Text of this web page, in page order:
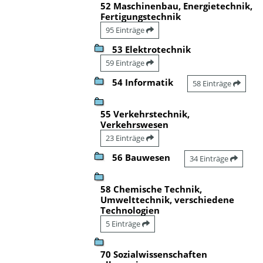
52 Maschinenbau, Energietechnik,
Fertigungstechnik
95 Einträge
53 Elektrotechnik
59 Einträge
54 Informatik 58 Einträge
55 Verkehrstechnik,
Verkehrswesen
23 Einträge
56 Bauwesen 34 Einträge
58 Chemische Technik,
Umwelttechnik, verschiedene
Technologien
5 Einträge
70 Sozialwissenschaften